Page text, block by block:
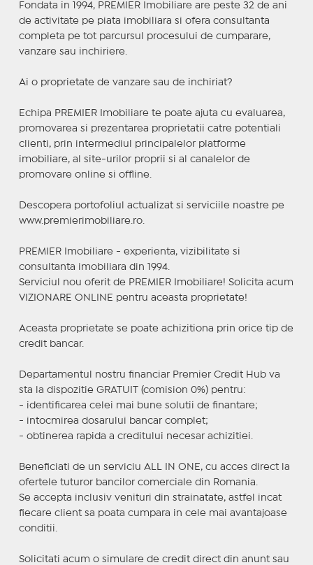
Fondata in 1994, PREMIER Imobiliare are peste 32 de ani
de activitate pe piata imobiliara si ofera consultanta
completa pe tot parcursul procesului de cumparare,
vanzare sau inchiriere.
Ai o proprietate de vanzare sau de inchiriat?
Echipa PREMIER Imobiliare te poate ajuta cu evaluarea,
promovarea si prezentarea proprietatii catre potentiali
clienti, prin intermediul principalelor platforme
imobiliare, al site-urilor proprii si al canalelor de
promovare online si offline.
Descopera portofoliul actualizat si serviciile noastre pe
www.premierimobiliare.ro.
PREMIER Imobiliare - experienta, vizibilitate si
consultanta imobiliara din 1994.
Serviciul nou oferit de PREMIER Imobiliare! Solicita acum
VIZIONARE ONLINE pentru aceasta proprietate!
Aceasta proprietate se poate achizitiona prin orice tip de
credit bancar.
Departamentul nostru financiar Premier Credit Hub va
sta la dispozitie GRATUIT (comision 0%) pentru:
- identificarea celei mai bune solutii de finantare;
- intocmirea dosarului bancar complet;
- obtinerea rapida a creditului necesar achizitiei.
Beneficiati de un serviciu ALL IN ONE, cu acces direct la
ofertele tuturor bancilor comerciale din Romania.
Se accepta inclusiv venituri din strainatate, astfel incat
fiecare client sa poata cumpara in cele mai avantajoase
conditii.
Solicitati acum o simulare de credit direct din anunt sau